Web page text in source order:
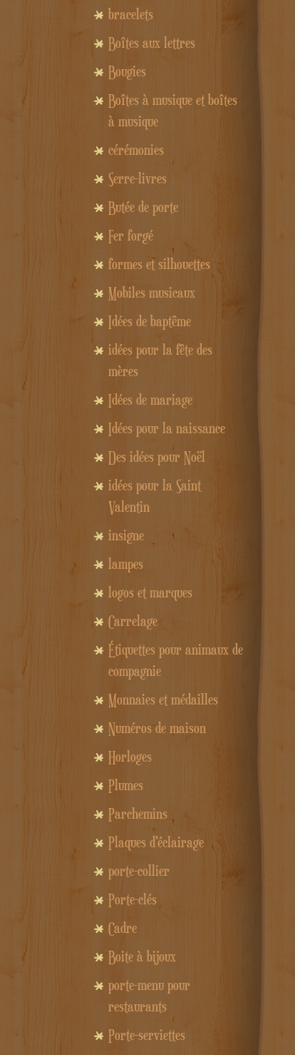
bracelets
Boîtes aux lettres
Bougies
Boîtes à musique et boîtes
à musique
cérémonies
Serre-livres
Butée de porte
Fer forgé
formes et silhouettes
Mobiles musicaux
Idées de baptême
idées pour la fête des
mères
Idées de mariage
Idées pour la naissance
Des idées pour Noël
idées pour la Saint
Valentin
insigne
lampes
logos et marques
Carrelage
Étiquettes pour animaux de
compagnie
Monnaies et médailles
Numéros de maison
Horloges
Plumes
Parchemins
Plaques d'éclairage
porte-collier
Porte-clés
Cadre
Boite à bijoux
porte-menu pour
restaurants
Porte-serviettes